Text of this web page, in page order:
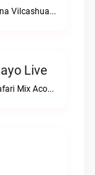
Lo mejor en musicaRadio Soderana Vilcashuaman live
Live
La Mejor Musica VariadaRadio Safari Mix Acomayo live